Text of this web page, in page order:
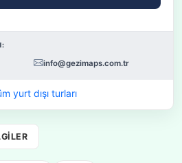
info@gezimaps.com.tr
yurt dışı turları